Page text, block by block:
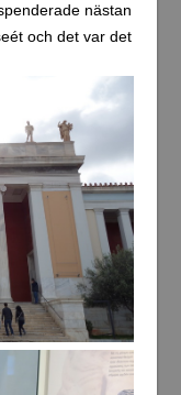
nästan
och det var det